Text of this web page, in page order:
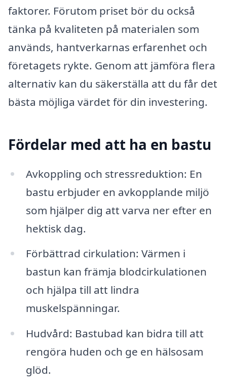
faktorer. Förutom priset bör du också
tänka på kvaliteten på materialen som
används, hantverkarnas erfarenhet och
företagets rykte. Genom att jämföra flera
alternativ kan du säkerställa att du får det
bästa möjliga värdet för din investering.
Fördelar med att ha en bastu
Avkoppling och stressreduktion: En
bastu erbjuder en avkopplande miljö
som hjälper dig att varva ner efter en
hektisk dag.
Förbättrad cirkulation: Värmen i
bastun kan främja blodcirkulationen
och hjälpa till att lindra
muskelspänningar.
Hudvård: Bastubad kan bidra till att
rengöra huden och ge en hälsosam
glöd.